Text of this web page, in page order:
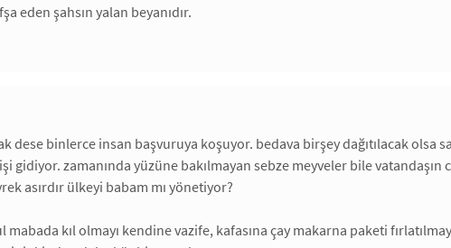
eden şahsın yalan beyanıdır.
dese binlerce insan başvuruya koşuyor. bedava birşey dağıtılacak olsa
zamanında yüzüne bakılmayan sebze meyveler bile vatandaşın
asırdır ülkeyi babam mı yönetiyor?
kıl olmayı kendine vazife, kafasına çay makarna paketi